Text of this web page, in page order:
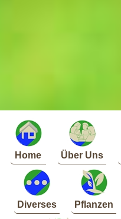
Home Über Uns
Diverses Pflanzen